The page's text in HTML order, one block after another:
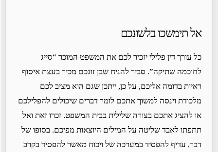
אל תימשכו בלשונכם
כל עורך דין פלילי יזכיר לכם את המשפט המוכר “סייג
לחוכמה שתיקה”. סביר להניח שבן זוגכם מכיר בעצת איסוף
ראיות בדומה אליכם, על כן, ייתכן שגם הוא מציב לכם
מלכודת וינסה למשוך אתכם לומר דברים שיכולים להפלילכם
או להציג אתכם בצורה שלילית בבית המשפט. זכרו זאת ואל
תתפתו לאבד שליטה על המילים היוצאות מפיכם. בסופו של
דבר, עדיף להפסיד במערכה של ויכוח מאשר להפסיד בקרב